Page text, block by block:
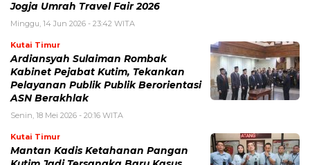
Jogja Umrah Travel Fair 2026
Minggu, 14 Jun 2026 - 23:42 WITA
Kutai Timur
Ardiansyah Sulaiman Rombak
Kabinet Pejabat Kutim, Tekankan
Pelayanan Publik Publik Berorientasi
ASN Berakhlak
Senin, 18 Mei 2026 - 20:16 WITA
Kutai Timur
Mantan Kadis Ketahanan Pangan